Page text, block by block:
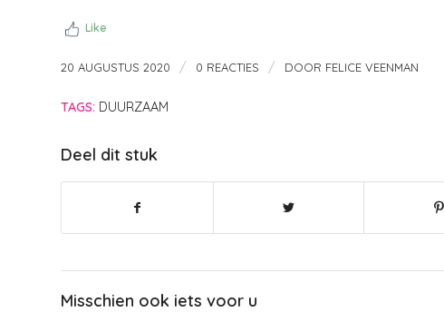
Like
20 AUGUSTUS 2020 / 0 REACTIES / DOOR FELICE VEENMAN
TAGS: DUURZAAM
Deel dit stuk
Misschien ook iets voor u